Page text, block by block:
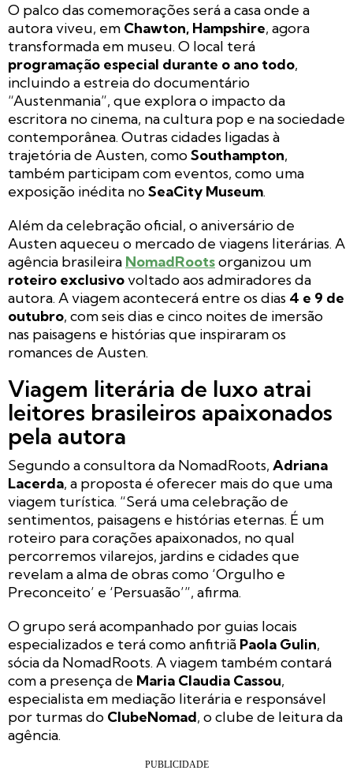
O palco das comemorações será a casa onde a
autora viveu, em Chawton, Hampshire, agora
transformada em museu. O local terá
programação especial durante o ano todo,
incluindo a estreia do documentário
“Austenmania”, que explora o impacto da
escritora no cinema, na cultura pop e na sociedade
contemporânea. Outras cidades ligadas à
trajetória de Austen, comoSouthampton,
também participam com eventos, como uma
exposição inédita noSeaCity Museum.
Além da celebração oficial, o aniversário de
Austen aqueceu o mercado de viagens literárias. A
agência brasileira NomadRootsorganizou um
roteiro exclusivovoltado aos admiradores da
autora. A viagem acontecerá entre os dias 4 e 9 de
outubro, com seis dias e cinco noites de imersão
nas paisagens e histórias que inspiraram os
romances de Austen.
Viagem literária de luxo atrai
leitores brasileiros apaixonados
pela autora
Segundo a consultora da NomadRoots, Adriana
Lacerda, a proposta é oferecer mais do que uma
viagem turística. “Será uma celebração de
sentimentos, paisagens e histórias eternas. É um
roteiro para corações apaixonados, no qual
percorremos vilarejos, jardins e cidades que
revelam a alma de obras como ‘Orgulho e
Preconceito’ e ‘Persuasão’”, afirma.
O grupo será acompanhado por guias locais
especializados e terá como anfitriã Paola Gulin,
sócia da NomadRoots. A viagem também contará
com a presença de Maria Claudia Cassou,
especialista em mediação literária e responsável
por turmas do ClubeNomad, o clube de leitura da
agência.